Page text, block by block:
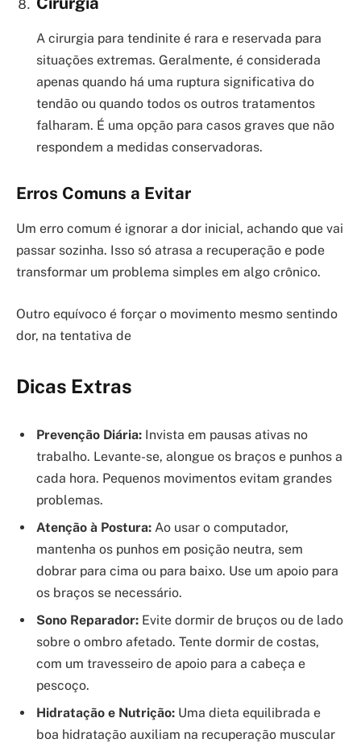
A cirurgia para tendinite é rara e reservada para
situações extremas. Geralmente, é considerada
apenas quando há uma ruptura significativa do
tendão ou quando todos os outros tratamentos
falharam. É uma opção para casos graves que não
respondem a medidas conservadoras.
Erros Comuns a Evitar
Um erro comum é ignorar a dor inicial, achando que vai
passar sozinha. Isso só atrasa a recuperação e pode
transformar um problema simples em algo crônico.
Outro equívoco é forçar o movimento mesmo sentindo
dor, na tentativa de
Dicas Extras
Prevenção Diária: Invista em pausas ativas no
trabalho. Levante-se, alongue os braços e punhos a
cada hora. Pequenos movimentos evitam grandes
problemas.
Atenção à Postura: Ao usar o computador,
mantenha os punhos em posição neutra, sem
dobrar para cima ou para baixo. Use um apoio para
os braços se necessário.
Sono Reparador: Evite dormir de bruços ou de lado
sobre o ombro afetado. Tente dormir de costas,
com um travesseiro de apoio para a cabeça e
pescoço.
Hidratação e Nutrição: Uma dieta equilibrada e
boa hidratação auxiliam na recuperação muscular